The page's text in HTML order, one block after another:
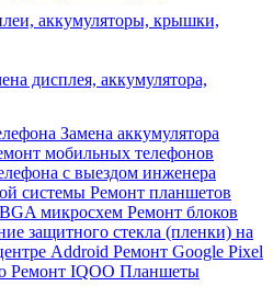
аккумуляторы, крышки,
дисплея, аккумулятора,
Замена аккумулятора
мобильных телефонов
с выездом инженера
системы Ремонт планшетов
микросхем Ремонт блоков
защитного стекла (пленки) на
Addroid Ремонт Google Pixel
Ремонт IQOO Планшеты